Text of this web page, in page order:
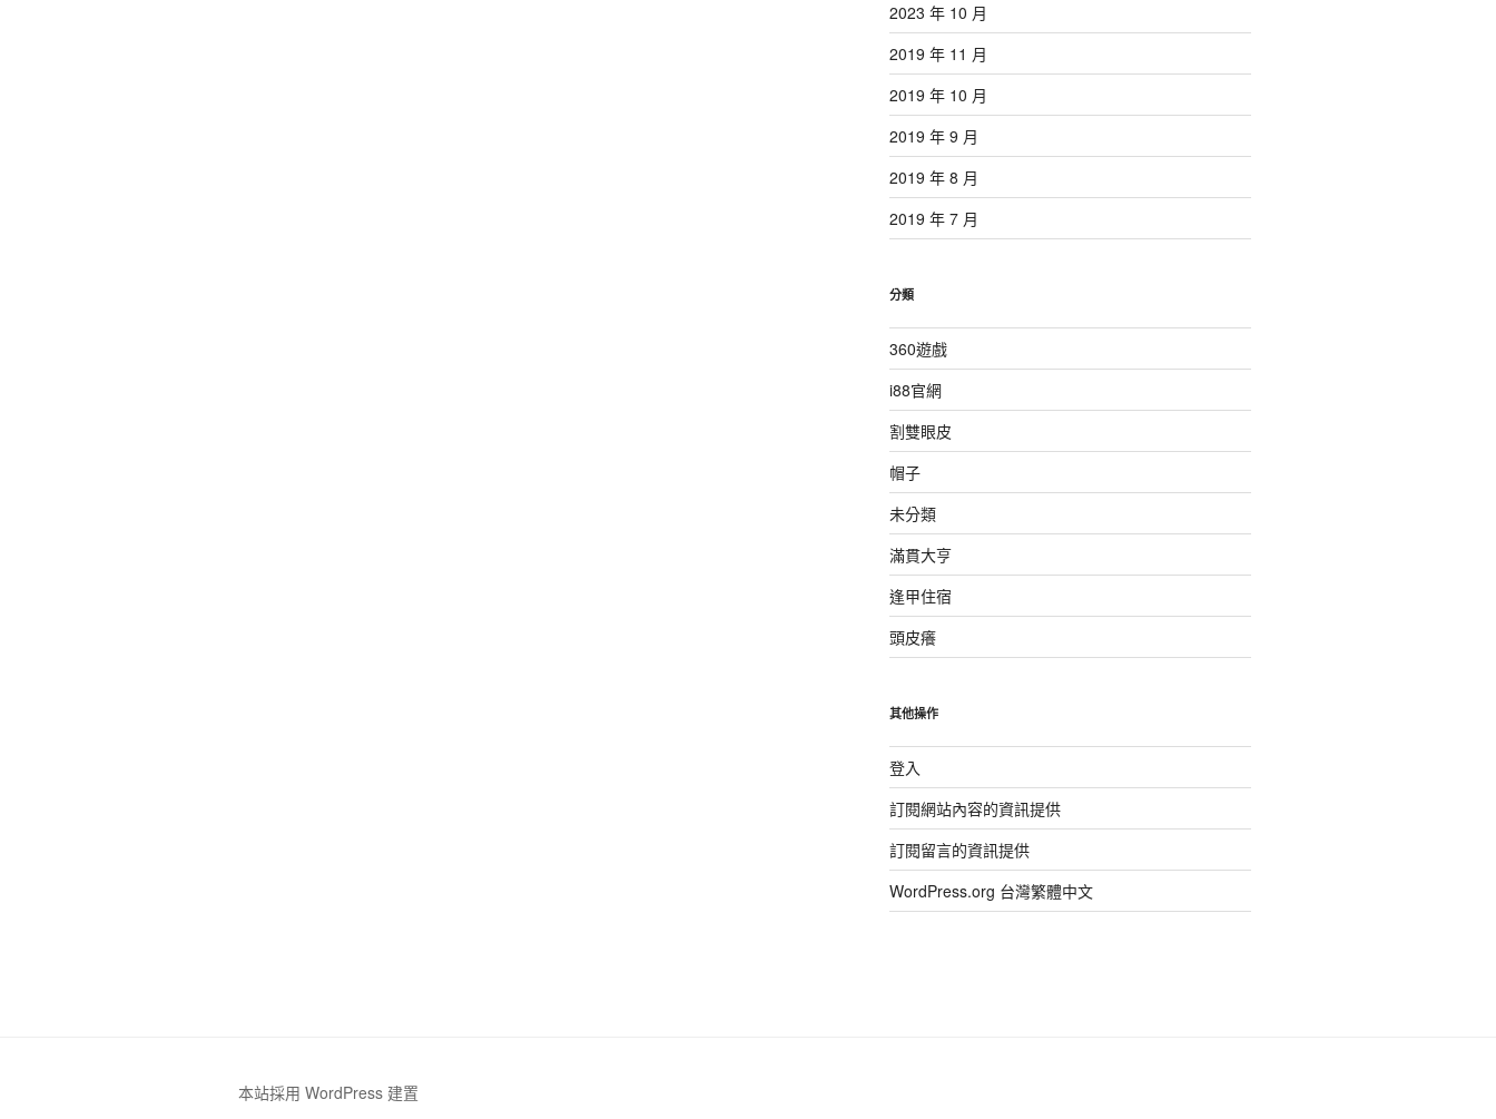
2023 年 10 月
2019 年 11 月
2019 年 10 月
2019 年 9 月
2019 年 8 月
2019 年 7 月
分類
360遊戲
i88官網
割雙眼皮
帽子
未分類
滿貫大亨
逢甲住宿
頭皮癢
其他操作
登入
訂閱網站內容的資訊提供
訂閱留言的資訊提供
WordPress.org 台灣繁體中文
本站採用 WordPress 建置